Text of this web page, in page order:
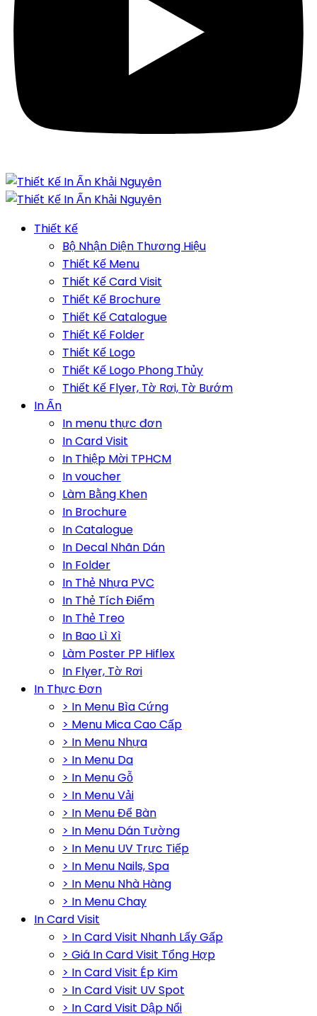
Thiết Kế
Bộ Nhận Diện Thương Hiệu
Thiết Kế Menu
Thiết Kế Card Visit
Thiết Kế Brochure
Thiết Kế Catalogue
Thiết Kế Folder
Thiết Kế Logo
Thiết Kế Logo Phong Thủy
Thiết Kế Flyer, Tờ Rơi, Tờ Bướm
In Ấn
In menu thực đơn
In Card Visit
In Thiệp Mời TPHCM
In voucher
Làm Bằng Khen
In Brochure
In Catalogue
In Decal Nhãn Dán
In Folder
In Thẻ Nhựa PVC
In Thẻ Tích Điểm
In Thẻ Treo
In Bao Lì Xì
Làm Poster PP Hiflex
In Flyer, Tờ Rơi
In Thực Đơn
> In Menu Bìa Cứng
> Menu Mica Cao Cấp
> In Menu Nhựa
> In Menu Da
> In Menu Gỗ
> In Menu Vải
> In Menu Để Bàn
> In Menu Dán Tường
> In Menu UV Trực Tiếp
> In Menu Nails, Spa
> In Menu Nhà Hàng
> In Menu Chay
In Card Visit
> In Card Visit Nhanh Lấy Gấp
> Giá In Card Visit Tổng Hợp
> In Card Visit Ép Kim
> In Card Visit UV Spot
> In Card Visit Dập Nổi